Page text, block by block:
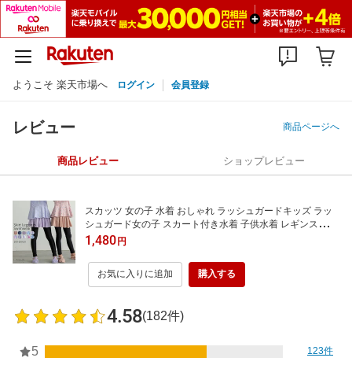
ようこそ 楽天市場へ ログイン 会員登録
レビュー 商品ページへ
商品レビュー ショップレビュー
スカッツ 女の子 水着 おしゃれ ラッシュガードキッズ ラッ
シュガード女の子 スカート付き水着 子供水着 レギンスキッ
ズ 体型カバー UVカット 紫外線対策 100 110 120 130 140 1
50 160 サイズ
1,480円
お気に入りに追加 購入する
4.58(182件)
5 123件